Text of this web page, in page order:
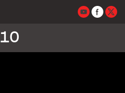
10